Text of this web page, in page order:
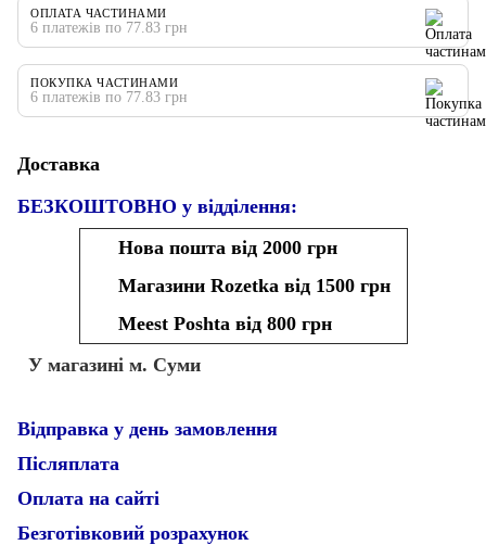
ОПЛАТА ЧАСТИНАМИ
6 платежів по 77.83 грн
ПОКУПКА ЧАСТИНАМИ
6 платежів по 77.83 грн
Доставка
БЕЗКОШТОВНО у відділення:
Нова пошта від 2000 грн
Магазини Rozetka від 1500 грн
Meest Poshta від 800 грн
У магазині м. Суми
Відправка у день замовлення
Післяплата
Оплата на сайті
Безготівковий розрахунок